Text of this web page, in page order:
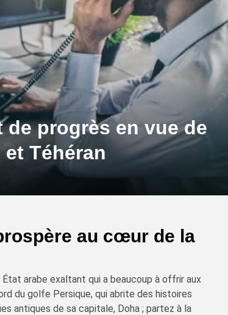
de progrès en vue de
Téhéran
au cœur de la
arabe exaltant qui a beaucoup à offrir aux
du golfe Persique, qui abrite des histoires
antiques de sa capitale, Doha ; partez à la